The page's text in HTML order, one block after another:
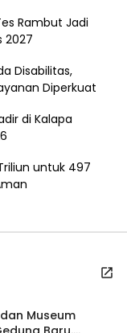
Rambut Jadi
2027
Disabilitas,
Diperkuat
di Kalapa
untuk 497
Museum